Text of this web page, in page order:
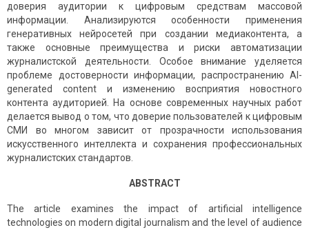
доверия аудитории к цифровым средствам массовой
информации. Анализируются особенности применения
генеративных нейросетей при создании медиаконтента, а
также основные преимущества и риски автоматизации
журналистской деятельности. Особое внимание уделяется
проблеме достоверности информации, распространению AI-
generated content и изменению восприятия новостного
контента аудиторией. На основе современных научных работ
делается вывод о том, что доверие пользователей к цифровым
СМИ во многом зависит от прозрачности использования
искусственного интеллекта и сохранения профессиональных
журналистских стандартов.
ABSTRACT
The article examines the impact of artificial intelligence
technologies on modern digital journalism and the level of audience